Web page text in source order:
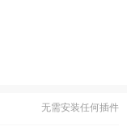
无需安装任何插件